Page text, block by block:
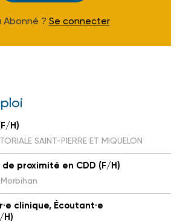
Abonné ? Se connecter
H)
SAINT-PIERRE ET MIQUELON
proximité en CDD (F/H)
clinique, Écoutant·e
H)